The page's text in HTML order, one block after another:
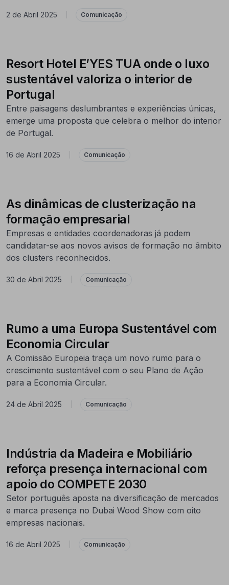
2 de Abril 2025 Comunicação
Resort Hotel E’YES TUA onde o luxo
sustentável valoriza o interior de
Portugal
Entre paisagens deslumbrantes e experiências únicas,
emerge uma proposta que celebra o melhor do interior
de Portugal.
16 de Abril 2025 Comunicação
As dinâmicas de clusterização na
formação empresarial
Empresas e entidades coordenadoras já podem
candidatar-se aos novos avisos de formação no âmbito
dos clusters reconhecidos.
30 de Abril 2025 Comunicação
Rumo a uma Europa Sustentável com
Economia Circular
A Comissão Europeia traça um novo rumo para o
crescimento sustentável com o seu Plano de Ação
para a Economia Circular.
24 de Abril 2025 Comunicação
Indústria da Madeira e Mobiliário
reforça presença internacional com
apoio do COMPETE 2030
Setor português aposta na diversificação de mercados
e marca presença no Dubai Wood Show com oito
empresas nacionais.
16 de Abril 2025 Comunicação